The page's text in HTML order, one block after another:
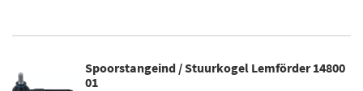
Spoorstangeind / Stuurkogel Lemförder 14800
01